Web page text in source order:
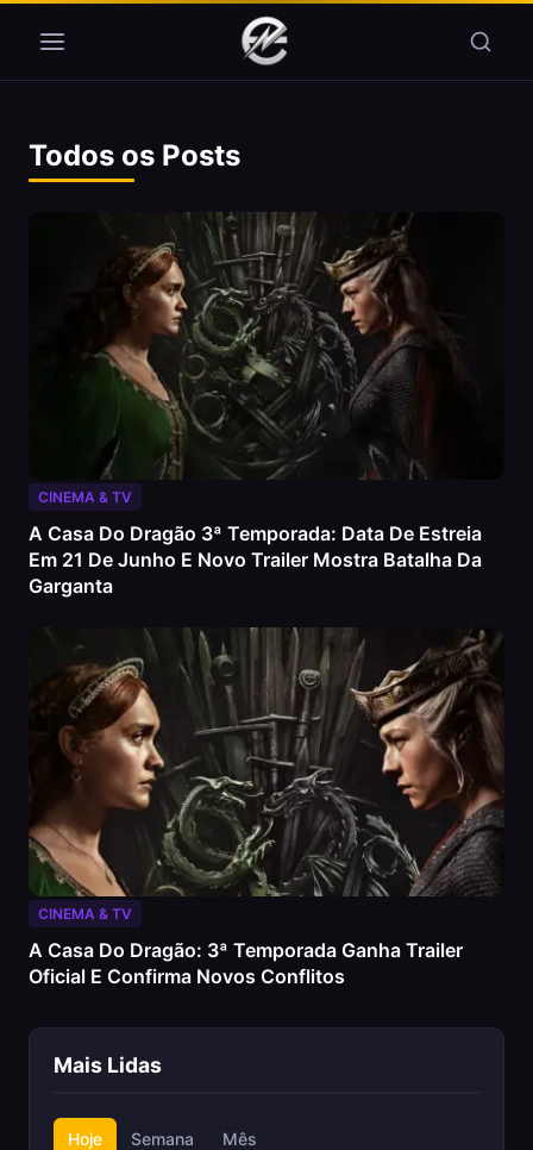
Todos os Posts
CINEMA & TV
A Casa Do Dragão 3ª Temporada: Data De Estreia
Em 21 De Junho E Novo Trailer Mostra Batalha Da
Garganta
CINEMA & TV
A Casa Do Dragão: 3ª Temporada Ganha Trailer
Oficial E Confirma Novos Conflitos
Mais Lidas
Hoje Semana Mês